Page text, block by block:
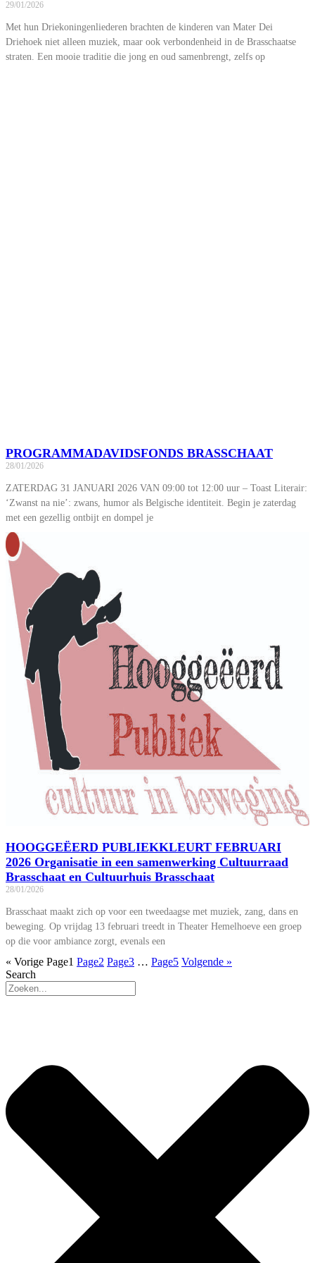
29/01/2026
Met hun Driekoningenliederen brachten de kinderen van Mater Dei
Driehoek niet alleen muziek, maar ook verbondenheid in de Brasschaatse
straten. Een mooie traditie die jong en oud samenbrengt, zelfs op
PROGRAMMADAVIDSFONDS BRASSCHAAT
28/01/2026
ZATERDAG 31 JANUARI 2026 VAN 09:00 tot 12:00 uur – Toast Literair:
‘Zwanst na nie’: zwans, humor als Belgische identiteit. Begin je zaterdag
met een gezellig ontbijt en dompel je
HOOGGEËERD PUBLIEKKLEURT FEBRUARI
2026 Organisatie in een samenwerking Cultuurraad
Brasschaat en Cultuurhuis Brasschaat
28/01/2026
Brasschaat maakt zich op voor een tweedaagse met muziek, zang, dans en
beweging. Op vrijdag 13 februari treedt in Theater Hemelhoeve een groep
op die voor ambiance zorgt, evenals een
« Vorige Page1 Page2 Page3 … Page5 Volgende »
Search